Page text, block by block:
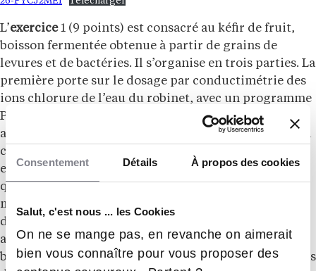
Consentement Détails À propos des cookies
Salut, c'est nous ... les Cookies
On ne se mange pas, en revanche on aimerait
bien vous connaître pour vous proposer des
L’exercice1 (9 points) est consacré au kéfir de fruit,
boisson fermentée obtenue à partir de grains de
levures et de bactéries. Il s’organise en trois parties. La
première porte sur le dosage par conductimétrie des
ions chlorure de l’eau du robinet, avec un programme
Python à compléter pour simuler le titrage et une
annexe graphique à renseigner. La deuxième étudie la
cinétique de la réaction de fermentation du glucose
en éthanol et en dioxyde de carbone, en vérifiant
qu’elle suit une loi de vitesse d’ordre 1 à partir d’une
modélisation graphique, et en calculant le temps de
demi-réaction. La troisième identifie les espèces
aromatiques issues du citron présentes dans la
boisson, en mobilisant la spectroscopie infrarouge, les